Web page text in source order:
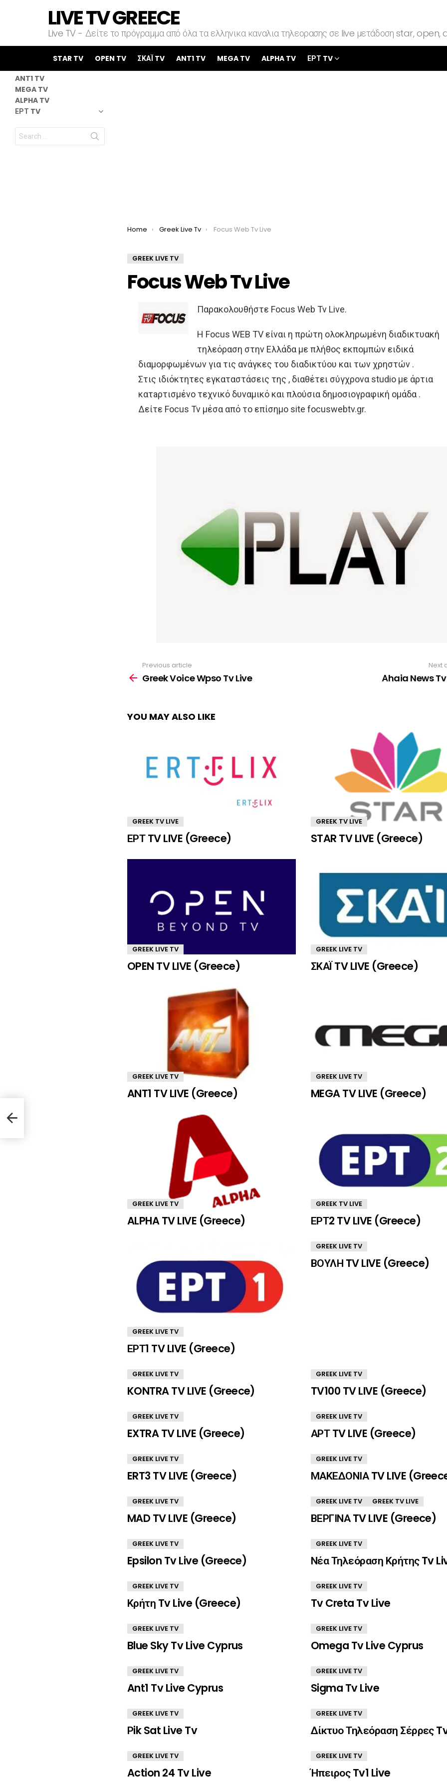
LIVE TV GREECE
Live TV - Δείτε το πρόγραμμα από όλα τα ελληνικα καναλια τηλεορασης σε live μετάδοση star,
STAR TV OPEN TV ΣΚΑΪ TV ANT1 TV MEGA TV ALPHA TV ΕΡΤ TV
You are here:
Home Greek Live Tv Focus Web Tv Live
GREEK LIVE TV
Focus Web Tv Live
Παρακολουθήστε Focus Web Tv Live.
Η Focus WEB TV είναι η πρώτη ολοκληρωμένη διαδικτυακή
τηλεόραση στην Ελλάδα με πλήθος εκπομπών ειδικά
διαμορφωμένων για τις ανάγκες του διαδικτύου και των χρηστών .
Στις ιδιόκτητες εγκαταστάσεις της , διαθέτει σύγχρονα studio με άρτια
κατaρτισμένο τεχνικό δυναμικό και πλούσια δημοσιογραφική ομάδα .
Δείτε Focus Tv μέσα από το επίσημο site focuswebtv.gr.
more
Previous article
Greek Voice Wpso Tv Live
Next
Αhaia News
YOU MAY ALSO LIKE
GREEK TV LIVE
ΕΡΤ TV LIVE (Greece)
GREEK TV LIVE
STAR TV LIVE (Greece)
GREEK LIVE TV
OPEN TV LIVE (Greece)
GREEK LIVE TV
ΣΚΑΪ TV LIVE (Greece)
GREEK LIVE TV
ANT1 TV LIVE (Greece)
GREEK LIVE TV
MEGA TV LIVE (Greece)
GREEK LIVE TV
ALPHA TV LIVE (Greece)
GREEK TV LIVE
ΕΡΤ2 TV LIVE (Greece)
GREEK LIVE TV
ΕΡΤ1 TV LIVE (Greece)
GREEK LIVE TV
ΒΟΥΛΗ TV LIVE (Greece)
GREEK LIVE TV
KONTRA TV LIVE (Greece)
GREEK LIVE TV
TV100 TV LIVE (Greece)
GREEK LIVE TV
EXTRA TV LIVE (Greece)
GREEK LIVE TV
ΑΡΤ TV LIVE (Greece)
GREEK LIVE TV
ERT3 TV LIVE (Greece)
GREEK LIVE TV
ΜΑΚΕΔΟΝΙΑ TV LIVE
GREEK LIVE TV
MAD TV LIVE (Greece)
GREEK LIVE TV GREEK TV LIVE
ΒΕΡΓΙΝΑ TV LIVE (Greece)
GREEK LIVE TV
Epsilon Tv Live (Greece)
GREEK LIVE TV
Νέα Τηλεόραση Κρήτης Tv
GREEK LIVE TV
Κρήτη Tv Live (Greece)
GREEK LIVE TV
Tv Creta Tv Live
GREEK LIVE TV
Blue Sky Tv Live Cyprus
GREEK LIVE TV
Omega Tv Live Cyprus
GREEK LIVE TV
Ant1 Tv Live Cyprus
GREEK LIVE TV
Sigma Tv Live
GREEK LIVE TV
Ρik Sat Live Tv
GREEK LIVE TV
Δίκτυο Τηλεόραση Σέρρες
GREEK LIVE TV
Action 24 Tv Live
GREEK LIVE TV
Ήπειρος Tv1 Live
STAR TV
ANT1 TV
MEGA TV
ALPHA TV
ΕΡΤ TV
Search
for: